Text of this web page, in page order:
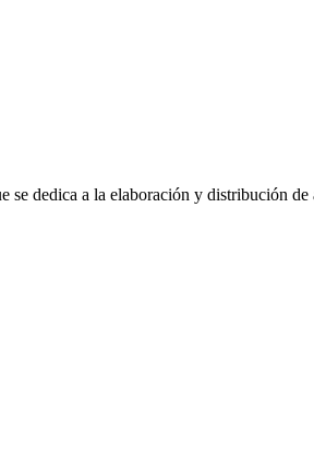
dedica a la elaboración y distribución